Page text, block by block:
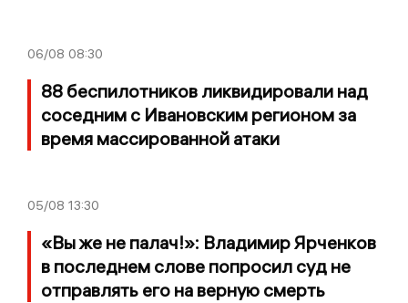
06/08 08:30
88 беспилотников ликвидировали над
соседним с Ивановским регионом за
время массированной атаки
05/08 13:30
«Вы же не палач!»: Владимир Ярченков
в последнем слове попросил суд не
отправлять его на верную смерть